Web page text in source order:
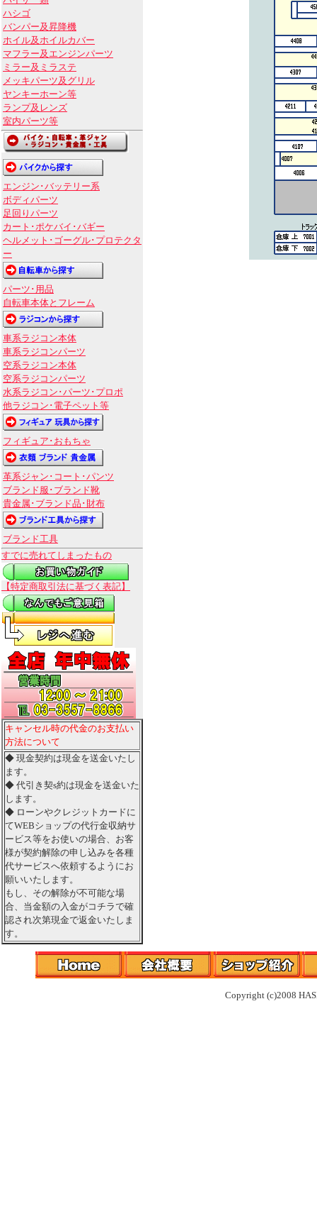
ハシゴ
バンパー及昇降機
ホイル及ホイルカバー
マフラー及エンジンパーツ
ミラー及ミラステ
メッキパーツ及グリル
ヤンキーホーン等
ランプ及レンズ
室内パーツ等
エンジン･バッテリー系
ボディパーツ
足回りパーツ
カート･ポケバイ･バギー
ヘルメット･ゴーグル･プロテクタ
ー
パーツ･用品
自転車本体とフレーム
車系ラジコン本体
車系ラジコンパーツ
空系ラジコン本体
空系ラジコンパーツ
水系ラジコン･パーツ･プロポ
他ラジコン･電子ペット等
フィギュア･おもちゃ
革系ジャン･コート･パンツ
ブランド服･ブランド靴
貴金属･ブランド品･財布
ブランド工具
すでに売れてしまったもの
【特定商取引法に基づく表記】
キャンセル時の代金のお支払い
方法について
◆ 現金契約は現金を送金いたし
ます。
◆ 代引き契s約は現金を送金いた
します。
◆ ローンやクレジットカードに
てWEBショップの代行金収納サ
ービス等をお使いの場合、お客
様が契約解除の申し込みを各種
代サービスへ依頼するようにお
願いいたします。
もし、その解除が不可能な場
合、当金額の入金がコチラで確
認され次第現金で返金いたしま
す。
Copyright (c)2008